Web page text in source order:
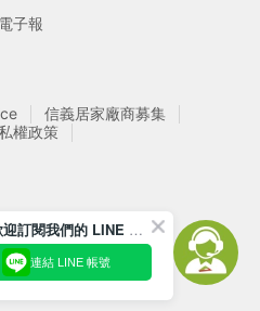
子報
信義居家廠商募集
權政策
租屋
實價登錄
歡迎訂閱我們的 LINE 官方帳號
連結 LINE 帳號